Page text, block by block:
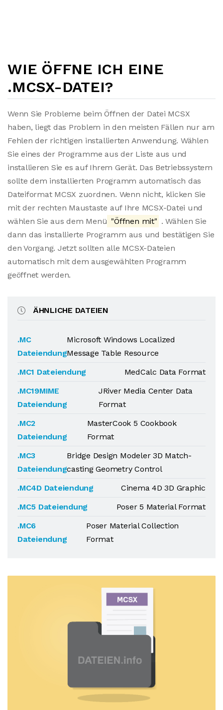
WIE ÖFFNE ICH EINE
.MCSX-DATEI?
Wenn Sie Probleme beim Öffnen der Datei MCSX
haben, liegt das Problem in den meisten Fällen nur am
Fehlen der richtigen installierten Anwendung. Wählen
Sie eines der Programme aus der Liste aus und
installieren Sie es auf Ihrem Gerät. Das Betriebssystem
sollte dem installierten Programm automatisch das
Dateiformat MCSX zuordnen. Wenn nicht, klicken Sie
mit der rechten Maustaste auf Ihre MCSX-Datei und
wählen Sie aus dem Menü "Öffnen mit" . Wählen Sie
dann das installierte Programm aus und bestätigen Sie
den Vorgang. Jetzt sollten alle MCSX-Dateien
automatisch mit dem ausgewählten Programm
geöffnet werden.
ÄHNLICHE DATEIEN
.MC
Dateiendung
Microsoft Windows Localized
Message Table Resource
.MC1 Dateiendung
MedCalc Data Format
.MC19MIME
Dateiendung
JRiver Media Center Data
Format
.MC2
Dateiendung
MasterCook 5 Cookbook
Format
.MC3
Dateiendung
Bridge Design Modeler 3D Match-
casting Geometry Control
.MC4D Dateiendung
Cinema 4D 3D Graphic
.MC5 Dateiendung
Poser 5 Material Format
.MC6
Dateiendung
Poser Material Collection
Format